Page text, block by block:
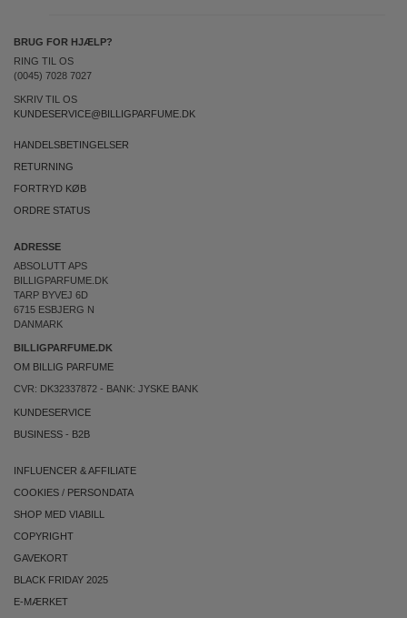
BRUG FOR HJÆLP?
RING TIL OS
(0045) 7028 7027
SKRIV TIL OS
KUNDESERVICE@BILLIGPARFUME.DK
HANDELSBETINGELSER
RETURNING
FORTRYD KØB
ORDRE STATUS
ADRESSE
ABSOLUTT APS
BILLIGPARFUME.DK
TARP BYVEJ 6D
6715 ESBJERG N
DANMARK
BILLIGPARFUME.DK
OM BILLIG PARFUME
CVR: DK32337872 - BANK: JYSKE BANK
KUNDESERVICE
BUSINESS - B2B
INFLUENCER & AFFILIATE
COOKIES / PERSONDATA
SHOP MED VIABILL
COPYRIGHT
GAVEKORT
BLACK FRIDAY 2025
E-MÆRKET